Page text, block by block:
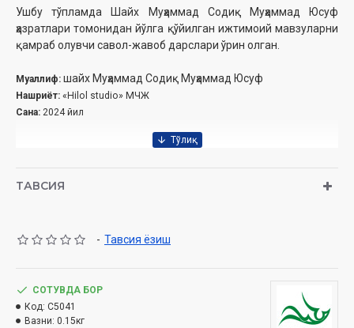
Ушбу тўпламда Шайх Муҳаммад Содиқ Муҳаммад Юсуф
ҳазратлари томонидан йўлга қўйилган ижтимоий мавзуларни
қамраб олувчи савол-жавоб дарслари ўрин олган.
Муаллиф: шайх Муҳаммад Содиқ Муҳаммад Юсуф
Нашриёт: «Hilol studio» МЧЖ
Сана: 2024 йил
ТАВСИЯ
- Тавсия ёзиш
СОТУВДА БОР
Код: C5041
Вазни: 0.15кг